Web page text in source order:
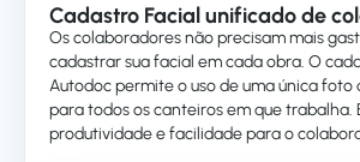
Cadastro Facial unificado de
Os colaboradores não precisam mais
cadastrar sua facial em cada obra. O
Autodoc permite o uso de uma única foto
para todos os canteiros em que trabalha.
produtividade e facilidade para o